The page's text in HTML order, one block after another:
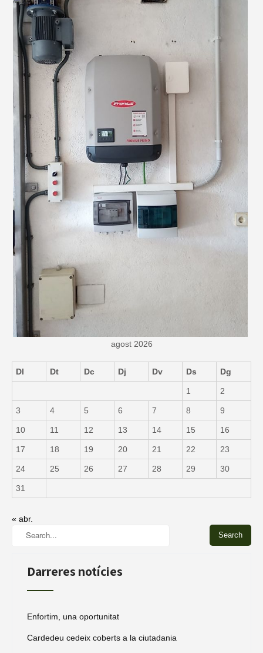
agost 2026
Dl Dt Dc Dj Dv Ds Dg
1 2
3 4 5 6 7 8 9
10 11 12 13 14 15 16
17 18 19 20 21 22 23
24 25 26 27 28 29 30
31
« abr.
Darreres notícies
Enfortim, una oportunitat
Cardedeu cedeix coberts a la ciutadania